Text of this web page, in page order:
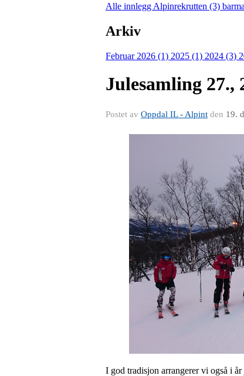
Alle innlegg Alpinrekrutten (3)
Arkiv
Februar 2026 (1) 2025 (1) 2024 (3)
Julesamling 27.,
Postet av Oppdal IL - Alpint den 19.
I god tradisjon arrangerer vi også i